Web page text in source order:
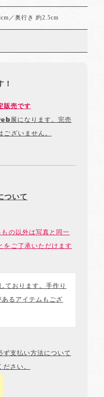
／奥行き 約2.5cm
販売です
展になります。完売
ございません。
ついて
の以外は写真と同一
をご了承いただけます
ております。手作り
あるアイテムもござ
支払い方法について
さい。